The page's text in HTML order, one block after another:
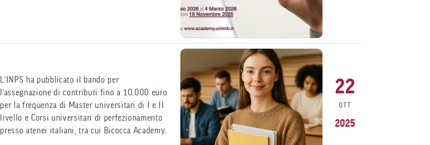
L’INPS ha pubblicato il bando per
l’assegnazione di contributi fino a 10.000 euro
per la frequenza di Master universitari di I e II
livello e Corsi universitari di perfezionamento
presso atenei italiani, tra cui Bicocca Academy.
22
OTT
2025